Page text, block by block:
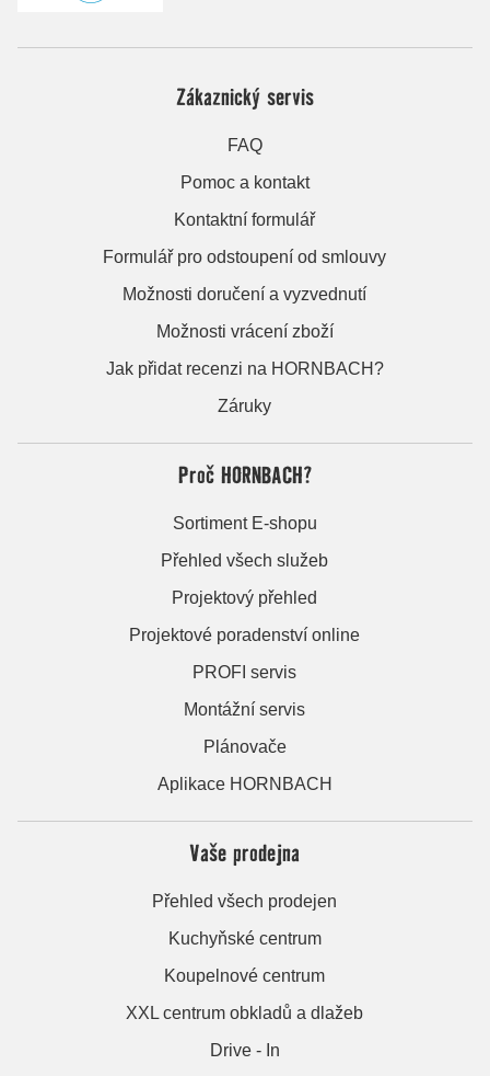
Zákaznický servis
FAQ
Pomoc a kontakt
Kontaktní formulář
Formulář pro odstoupení od smlouvy
Možnosti doručení a vyzvednutí
Možnosti vrácení zboží
Jak přidat recenzi na HORNBACH?
Záruky
Proč HORNBACH?
Sortiment E-shopu
Přehled všech služeb
Projektový přehled
Projektové poradenství online
PROFI servis
Montážní servis
Plánovače
Aplikace HORNBACH
Vaše prodejna
Přehled všech prodejen
Kuchyňské centrum
Koupelnové centrum
XXL centrum obkladů a dlažeb
Drive - In